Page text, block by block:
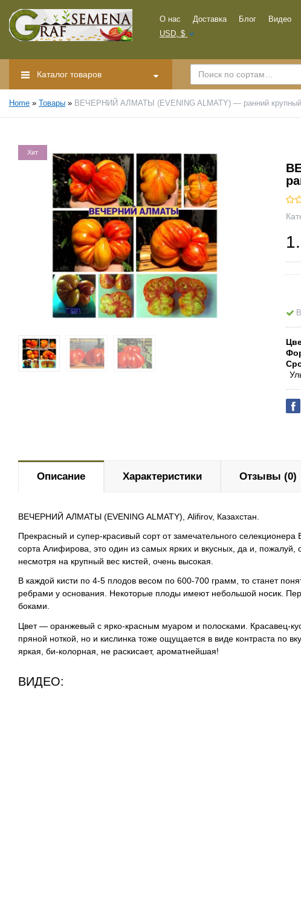
О нас Доставка Блог Видео
USD, $
Каталог товаров
Home » Товары » ВЕЧЕРНИЙ АЛМАТЫ (EVENING ALMATY) — ранний крупный
Хит
Описание
ВЕЧЕРНИЙ АЛМАТЫ (EVENING ALMATY), Alifirov, Казахстан.
Прекрасный и супер-красивый сорт от замечательного
сорта Алифирова, это один из самых ярких и вкусных, да и, пожалуй,
несмотря на крупный вес кистей, очень высокая.
В каждой кисти по 4-5 плодов весом по 600-700 грамм, то станет
ребрами у основания. Некоторые плоды имеют небольшой носик.
боками.
Цвет — оранжевый с ярко-красным муаром и полосками. Красавец-
пряной ноткой, но и кислинка тоже ощущается в виде контраста по
яркая, би-колорная, не раскисает, ароматнейшая!
ВИДЕО:
Характеристики Отзывы (0)